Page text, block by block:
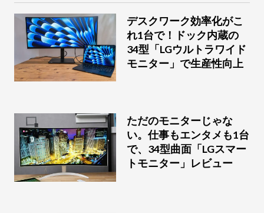
デスクワーク効率化がこ
れ1台で！ドック内蔵の
34型「LGウルトラワイド
モニター」で生産性向上
ただのモニターじゃな
い。仕事もエンタメも1台
で、34型曲面「LGスマー
トモニター」レビュー